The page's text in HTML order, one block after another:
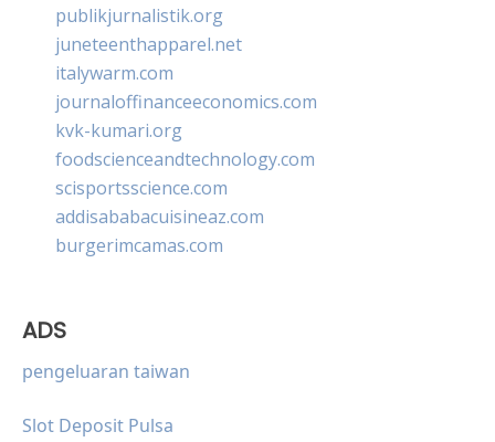
publikjurnalistik.org
juneteenthapparel.net
italywarm.com
journaloffinanceeconomics.com
kvk-kumari.org
foodscienceandtechnology.com
scisportsscience.com
addisababacuisineaz.com
burgerimcamas.com
ADS
pengeluaran taiwan
Slot Deposit Pulsa